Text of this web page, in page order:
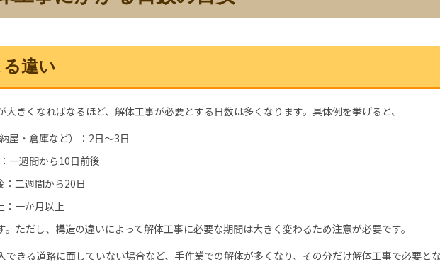
違い
大きくなればなるほど、解体工事が必要とする日数は多くなります。具体例を挙げると、
屋・倉庫など）：2日～3日
一週間から10日前後
：二週間から20日
：一か月以上
。ただし、構造の違いによって解体工事に必要な期間は大きく変わるため注意が必要です。
できる道路に面していない場合など、手作業での解体が多くなり、その分だけ解体工事で必要と